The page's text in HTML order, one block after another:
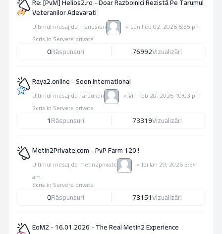
Veteranilor Adevarati
Ultimul mesaj de mariusion » Lun Feb 02, 2026 6:35 pm
Scris în Servere private
0Răspunsuri 76992Vizualizări
Raya2.online - Soon International
Ultimul mesaj de Faruuken »Vin Feb 20, 2026 10:03 pm
Scris în Servere private
1Răspunsuri 73319Vizualizări
Metin2Private.com - PvP Farm 120 !
Ultimul mesaj de metin2private » Joi Ian 29, 2026 5:54
am
Scris în Servere private
0Răspunsuri 73151Vizualizări
EoM2 - 16.01.2026 - The Real Metin2 Experience